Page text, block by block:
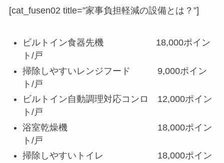
[cat_fusen02 title=”家事負担軽減の設備とは？”]
ビルトイン食器先機 18,000ポイン
ト/戸
掃除しやすいレンジフード 9,000ポイン
ト/戸
ビルトイン自動調理対応コンロ 12,000ポイン
ト/戸
浴室乾燥機 18,000ポイン
ト/戸
掃除しやすいトイレ 18,000ポイン